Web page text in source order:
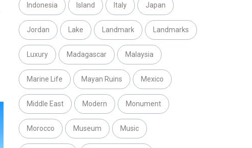
Indonesia Island Italy Japan
Jordan Lake Landmark Landmarks
Luxury Madagascar Malaysia
Marine Life Mayan Ruins Mexico
Middle East Modern Monument
Morocco Museum Music